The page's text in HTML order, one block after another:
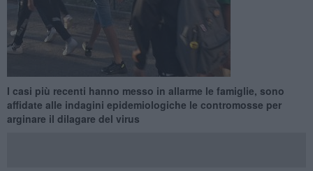
I casi più recenti hanno messo in allarme le famiglie, sono
affidate alle indagini epidemiologiche le contromosse per
arginare il dilagare del virus